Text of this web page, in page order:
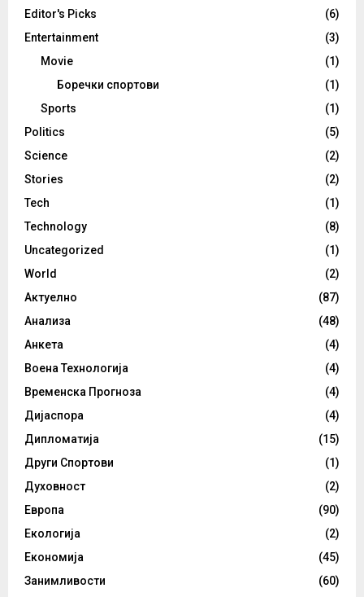
Editor's Picks
(6)
Entertainment
(3)
Movie
(1)
Боречки спортови
(1)
Sports
(1)
Politics
(5)
Science
(2)
Stories
(2)
Tech
(1)
Technology
(8)
Uncategorized
(1)
World
(2)
Актуелно
(87)
Анализа
(48)
Анкета
(4)
Воена Технологија
(4)
Временска Прогноза
(4)
Дијаспора
(4)
Дипломатија
(15)
Други Спортови
(1)
Духовност
(2)
Европа
(90)
Екологија
(2)
Економија
(45)
Занимливости
(60)